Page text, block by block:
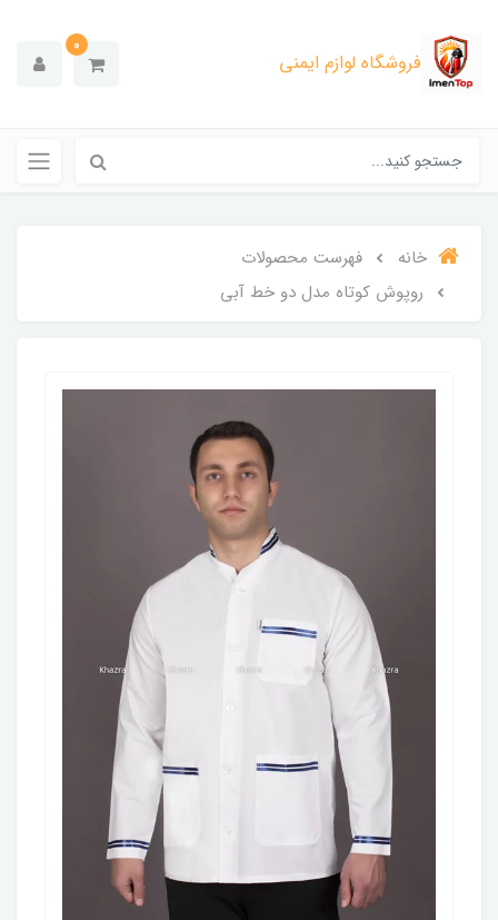
فروشگاه لوازم ایمنی
0
خانه
فهرست محصولات
روپوش کوتاه مدل دو خط آبی